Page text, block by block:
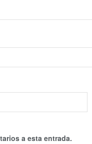
a esta entrada.